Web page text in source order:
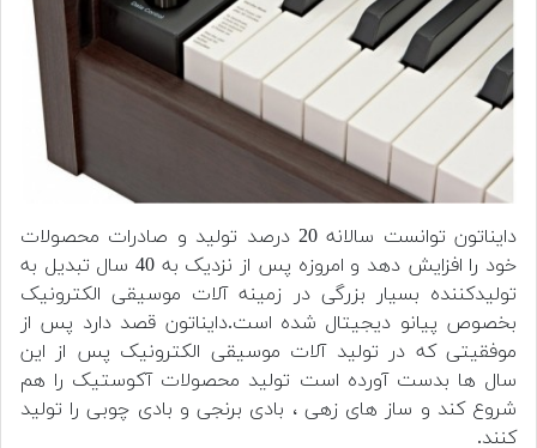
دایناتون توانست سالانه 20 درصد تولید و صادرات محصولات
خود را افزایش دهد و امروزه پس از نزدیک به 40 سال تبدیل به
تولیدکننده بسیار بزرگی در زمینه آلات موسیقی الکترونیک
بخصوص پیانو دیجیتال شده است.دایناتون قصد دارد پس از
موفقیتی که در تولید آلات موسیقی الکترونیک پس از این
سال ها بدست آورده است تولید محصولات آکوستیک را هم
شروع کند و ساز های زهی ، بادی برنجی و بادی چوبی را تولید
کنند.